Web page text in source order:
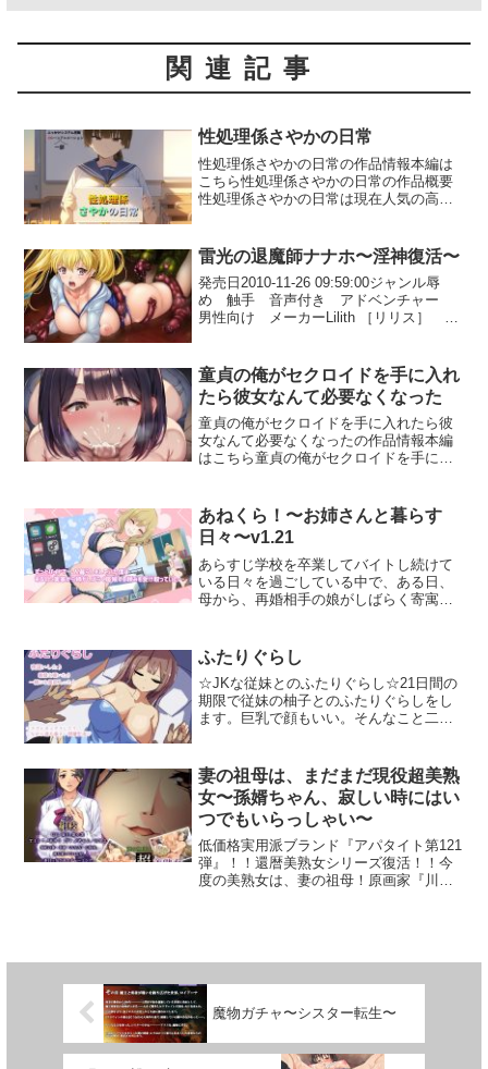
関連記事
性処理係さやかの日常
性処理係さやかの日常の作品情報本編は
こちら性処理係さやかの日常の作品概要
性処理係さやかの日常は現在人気の高い
も非常に高い作品となっています。サン
プル画像作品詳細発売日...
雷光の退魔師ナナホ〜淫神復活〜
発売日2010-11-26 09:59:00ジャンル辱
め 触手 音声付き アドベンチャー
男性向け メーカーLilith ［リリス］ 品
の退魔師ナナホ〜淫...
童貞の俺がセクロイドを手に入れ
たら彼女なんて必要なくなった
童貞の俺がセクロイドを手に入れたら彼
女なんて必要なくなったの作品情報本編
はこちら童貞の俺がセクロイドを手に入
ら彼女なんて必要なくなったは現在人気
の高い作品の一つです。 ...
あねくら！〜お姉さんと暮らす
日々〜v1.21
あらすじ学校を卒業してバイトし続けて
いる日々を過ごしている中で、ある日、
母から、再婚相手の娘がしばらく寄寓す
て、少し間居候させてもいいかしら？」
「実の姉ではないけど、同じ家で長く付
き合ってた家族だし、仲良くしてね。」
と言われた僕は、お姉さんと同居生活を
始めていた……※この作品は、お姉さん
置しておりません。お姉さんとイチャイ
チャしながら、様々な反応やエピソード
を楽しんでいきましょう。システム◆イ
チャイチャ恋愛養成シミュレーションゲ
ーム◆操作は全てマウス対応◆Hシーンに
Live2D搭載◆SNSアプリシミュレーショ
ン◆お姉さんにお料理を振舞うクッキン
ふたりぐらし
☆JKな従妹とのふたりぐらし☆21日間の
期限で従妹の柚子とのふたりぐらしをし
ます。巨乳で顔もいい。そんなこと二人
呂に入ったり、Hなことしたり、デートし
たり。色々好き放題しながら楽しく過ご
しましょう。☆夜○いモード柚子が寝てい
る間に、触ったり、キスしたり、パイズ
リしたり、好き放題できます。起こさな
いように、慎重に大胆に、Hな時間を楽し
みましょう！Hなシーンは一部アニメーシ
ョンがあります購入前に体験版にて動作
妻の祖母は、まだまだ現役超美熟
女〜孫婿ちゃん、寂しい時にはい
つでもいらっしゃい〜
低価格実用派ブランド『アパタイト第121
弾』！！還暦美熟女シリーズ復活！！今
度の美熟女は、妻の祖母！原画家『川合
る日の夜娘をようやく寝かしつけ……
「さて、と。どれにするかなっと」欲求
解消のためにネット動画で抜こうと思い
ズボンとパンツを完全に下ろす。しばら
くして突然、視界の脇ににゅっと現れた
存在に驚く。「お、お義祖母さんっ？！
魔物ガチャ〜シスター転生〜